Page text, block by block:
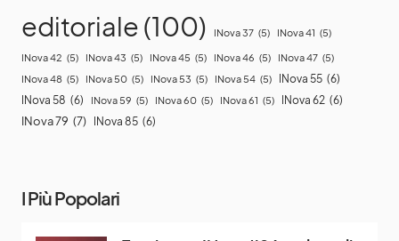
editoriale(100) INova 37 (5) INova 41 (5)
INova 42 (5) INova 43 (5) INova 45 (5) INova 46 (5) INova 47 (5)
INova 48 (5) INova 50 (5) INova 53 (5) INova 54 (5) INova 55 (6)
INova 58 (6) INova 59 (5) INova 60 (5) INova 61 (5) INova 62 (6)
INova 79 (7) INova 85 (6)
I Più Popolari